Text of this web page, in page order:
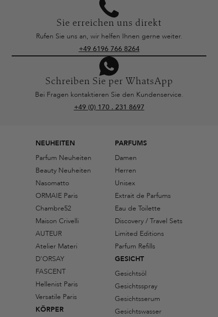
Sie erreichen uns direkt
Rufen Sie uns an, wir helfen Ihnen gerne weiter.
+49 6196 766 8264
Schreiben Sie per WhatsApp
Bei Fragen kontaktieren Sie den Kundenservice.
+49 (0) 170 . 231 8697
NEUHEITEN
Parfum Neuheiten
Beauty Neuheiten
Nasomatto
ORMAIE Paris
Chambre52
Maison Crivelli
AUTEUR
Atelier Materi
D'ORSAY
FASCENT
Hellenist Paris
Versatile Paris
KÖRPER
PARFUMS
Damen
Herren
Unisex
Extrait de Parfums
Eau de Toilette
Discovery / Travel Sets
Limited Editions
Parfum Refills
GESICHT
Gesichtsöl
Gesichtsspray
Gesichtsserum
Gesichtswasser